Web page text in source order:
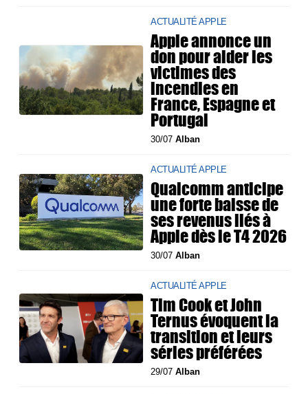
ACTUALITÉ APPLE
Apple annonce un
don pour aider les
victimes des
incendies en
France, Espagne et
Portugal
30/07Alban
ACTUALITÉ APPLE
Qualcomm anticipe
une forte baisse de
ses revenus liés à
Apple dès le T4 2026
30/07Alban
ACTUALITÉ APPLE
Tim Cook et John
Ternus évoquent la
transition et leurs
séries préférées
29/07Alban